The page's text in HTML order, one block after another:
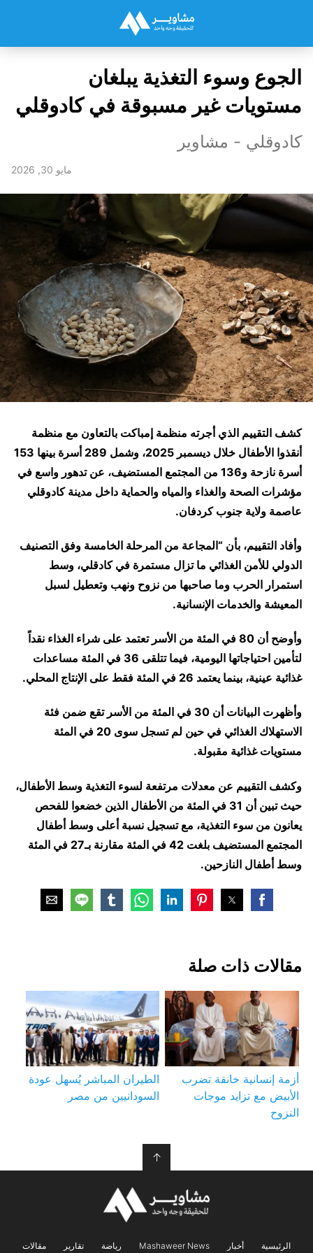
الجوع وسوء التغذية يبلغان
مستويات غير مسبوقة في كادوقلي
كادوقلي - مشاوير
مايو 30, 2026
كشف التقييم الذي أجرته منظمة إمباكت بالتعاون مع منظمة
أنقذوا الأطفال خلال ديسمبر 2025، وشمل 289 أسرة بينها 153
أسرة نازحة و136 من المجتمع المستضيف، عن تدهور واسع في
مؤشرات الصحة والغذاء والمياه والحماية داخل مدينة كادوقلي
عاصمة ولاية جنوب كردفان.
وأفاد التقييم، بأن “المجاعة من المرحلة الخامسة وفق التصنيف
الدولي للأمن الغذائي ما تزال مستمرة في كادقلي، وسط
استمرار الحرب وما صاحبها من نزوح ونهب وتعطيل لسبل
المعيشة والخدمات الإنسانية.
وأوضح أن 80 في المئة من الأسر تعتمد على شراء الغذاء نقداً
لتأمين احتياجاتها اليومية، فيما تتلقى 36 في المئة مساعدات
غذائية عينية، بينما يعتمد 26 في المئة فقط على الإنتاج المحلي.
وأظهرت البيانات أن 30 في المئة من الأسر تقع ضمن فئة
الاستهلاك الغذائي في حين لم تسجل سوى 20 في المئة
مستويات غذائية مقبولة.
وكشف التقييم عن معدلات مرتفعة لسوء التغذية وسط الأطفال،
حيث تبين أن 31 في المئة من الأطفال الذين خضعوا للفحص
يعانون من سوء التغذية، مع تسجيل نسبة أعلى وسط أطفال
المجتمع المستضيف بلغت 42 في المئة مقارنة بـ27 في المئة
وسط أطفال النازحين.
مقالات ذات صلة
أزمة إنسانية خانقة تضرب
الأبيض مع تزايد موجات
النزوح
الطيران المباشر يُسهل عودة
السودانيين من مصر
↑
الرئيسية أخبار Mashaweer News رياضة تقارير
مقالات